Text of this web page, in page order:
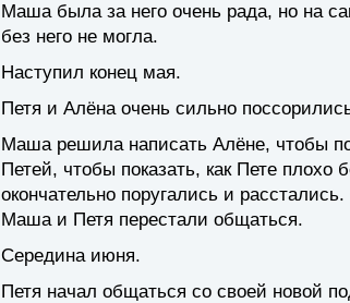
Маша была за него очень рада, но на
без него не могла.
Наступил конец мая.
Петя и Алёна очень сильно
Маша решила написать Алёне, чтобы
Петей, чтобы показать, как Пете
окончательно поругались и
Маша и Петя перестали общаться.
Середина июня.
Петя начал общаться со своей новой